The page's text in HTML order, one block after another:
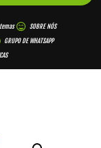
SOBRE NÓS
GRUPO DE WHATSAPP